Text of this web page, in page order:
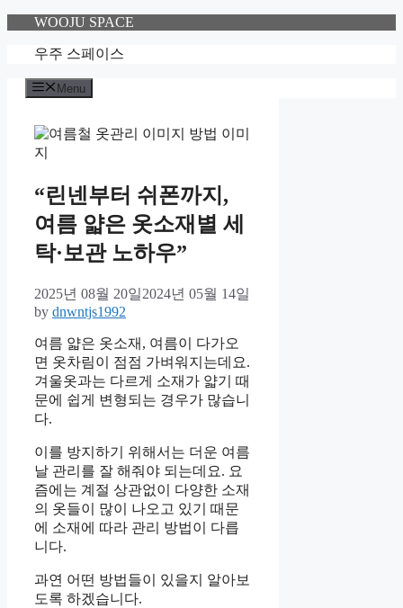
content
WOOJU SPACE
우주 스페이스
Menu
“린넨부터 쉬폰까지,
여름 얇은 옷소재별 세
탁·보관 노하우”
2025년 08월 20일2024년 05월 14일
by dnwntjs1992
여름 얇은 옷소재, 여름이 다가오
면 옷차림이 점점 가벼워지는데요.
겨울옷과는 다르게 소재가 얇기 때
문에 쉽게 변형되는 경우가 많습니
다.
이를 방지하기 위해서는 더운 여름
날 관리를 잘 해줘야 되는데요. 요
즘에는 계절 상관없이 다양한 소재
의 옷들이 많이 나오고 있기 때문
에 소재에 따라 관리 방법이 다릅
니다.
과연 어떤 방법들이 있을지 알아보
도록 하겠습니다.